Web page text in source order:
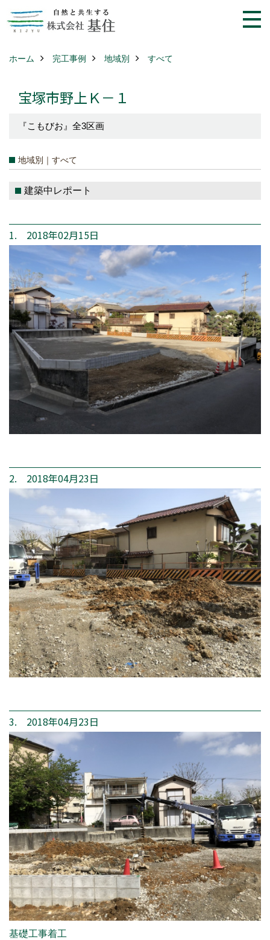
ホーム 完工事例 地域別 すべて
宝塚市野上Ｋ－１
『こもびお』全3区画
地域別｜すべて
建築中レポート
1. 2018年02月15日
2. 2018年04月23日
3. 2018年04月23日
基礎工事着工